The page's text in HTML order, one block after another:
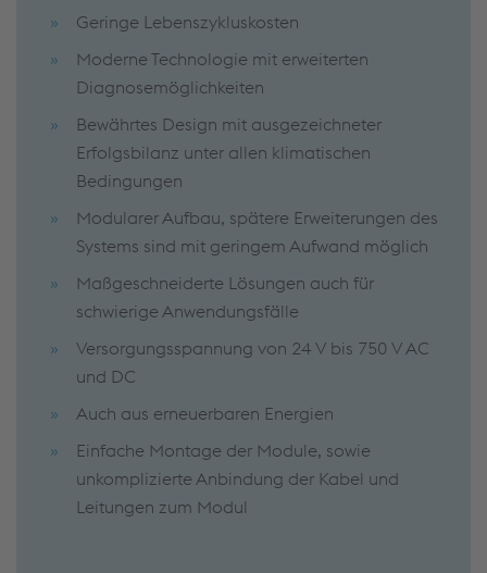
Geringe Lebenszykluskosten
Moderne Technologie mit erweiterten
Diagnosemöglichkeiten
Bewährtes Design mit ausgezeichneter
Erfolgsbilanz unter allen klimatischen
Bedingungen
Modularer Aufbau, spätere Erweiterungen des
Systems sind mit geringem Aufwand möglich
Maßgeschneiderte Lösungen auch für
schwierige Anwendungsfälle
Versorgungsspannung von 24 V bis 750 V AC
und DC
Auch aus erneuerbaren Energien
Einfache Montage der Module, sowie
unkomplizierte Anbindung der Kabel und
Leitungen zum Modul